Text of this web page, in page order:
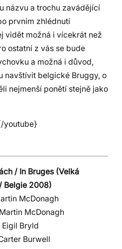
názvu a trochu zavádějící
prvním zhlédnutí
vidět možná i vícekrát než
ostatní z vás se bude
a možná i důvod,
navštívit belgické Bruggy, o
nejmenší ponětí stejně jako
youtube}
/ In Bruges (Velká
Belgie 2008)
McDonagh
Martin McDonagh
Eigil Bryld
Burwell